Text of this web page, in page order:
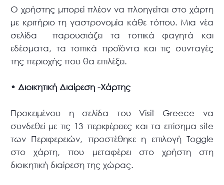
Ο χρήστης μπορεί πλέον να πλοηγείται στο χάρτη
με κριτήριο τη γαστρονομία κάθε τόπου. Μια νέα
σελίδα παρουσιάζει τα τοπικά φαγητά και
εδέσματα, τα τοπικά προϊόντα και τις συνταγές
της περιοχής που θα επιλέξει.
• Διοικητική Διαίρεση -Χάρτης
Προκειμένου η σελίδα του Visit Greece να
συνδεθεί με τις 13 περιφέρειες και τα επίσημα site
των Περιφερειών, προστέθηκε η επιλογή Toggle
στο χάρτη, που μεταφέρει στο χρήστη στη
διοικητική διαίρεση της χώρας.